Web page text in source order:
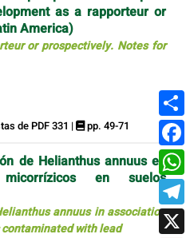
as a rapporteur or
America)
or prospectively. Notes for
de PDF 331 | pp. 49-71
de Helianthus annuus en
en suelos
annuus in association
with lead